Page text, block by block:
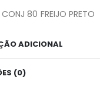
CONJ 80 FREIJO PRETO
ADICIONAL
(0)